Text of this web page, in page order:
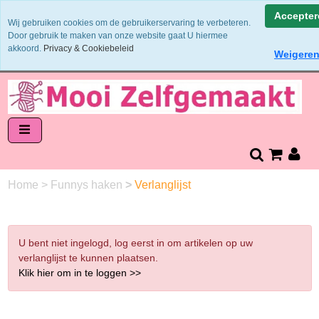
Garens worden uit 1 verfbad verzonden
Veilig online betalen of zelf overschrijven
Home > Funnys haken > Verlanglijst
U bent niet ingelogd, log eerst in om artikelen op uw
verlanglijst te kunnen plaatsen.
Klik hier om in te loggen >>
Wij gebruiken cookies om de gebruikerservaring te verbeteren.
Door gebruik te maken van onze website gaat U hiermee
akkoord. Privacy & Cookiebeleid
Weigeren